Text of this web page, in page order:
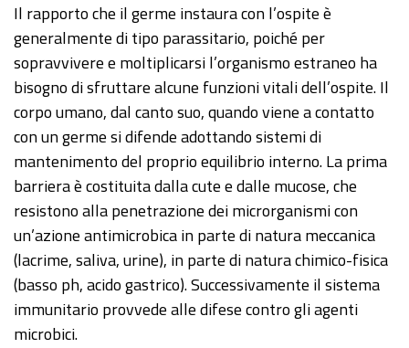
Il rapporto che il germe instaura con l’ospite è
generalmente di tipo parassitario, poiché per
sopravvivere e moltiplicarsi l’organismo estraneo ha
bisogno di sfruttare alcune funzioni vitali dell’ospite. Il
corpo umano, dal canto suo, quando viene a contatto
con un germe si difende adottando sistemi di
mantenimento del proprio equilibrio interno. La prima
barriera è costituita dalla cute e dalle mucose, che
resistono alla penetrazione dei microrganismi con
un’azione antimicrobica in parte di natura meccanica
(lacrime, saliva, urine), in parte di natura chimico-fisica
(basso ph, acido gastrico). Successivamente il sistema
immunitario provvede alle difese contro gli agenti
microbici.